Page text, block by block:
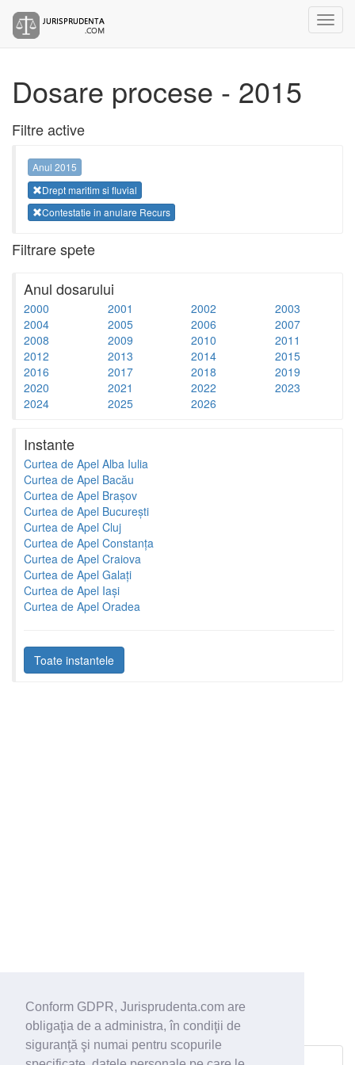
Conform GDPR, Jurisprudenta.com are
obligaţia de a administra, în condiţii de
siguranţă şi numai pentru scopurile
Dosare procese - 2015
Filtre active
Anul 2015
Drept maritim si fluvial
Contestatie in anulare Recurs
Filtrare spete
Anul dosarului
2000 2001 2002
2003
2004
2005 2006
2007
2008
2009 2010
2011
2012
2013 2014
2015
2016
2017 2018
2019
2020
2021 2022
2023
2024
2025 2026
Instante
Curtea de Apel Alba Iulia
Curtea de Apel Bacău
Curtea de Apel Brașov
Curtea de Apel București
Curtea de Apel Cluj
Curtea de Apel Constanța
Curtea de Apel Craiova
Curtea de Apel Galați
Curtea de Apel Iași
Curtea de Apel Oradea
Toate instantele